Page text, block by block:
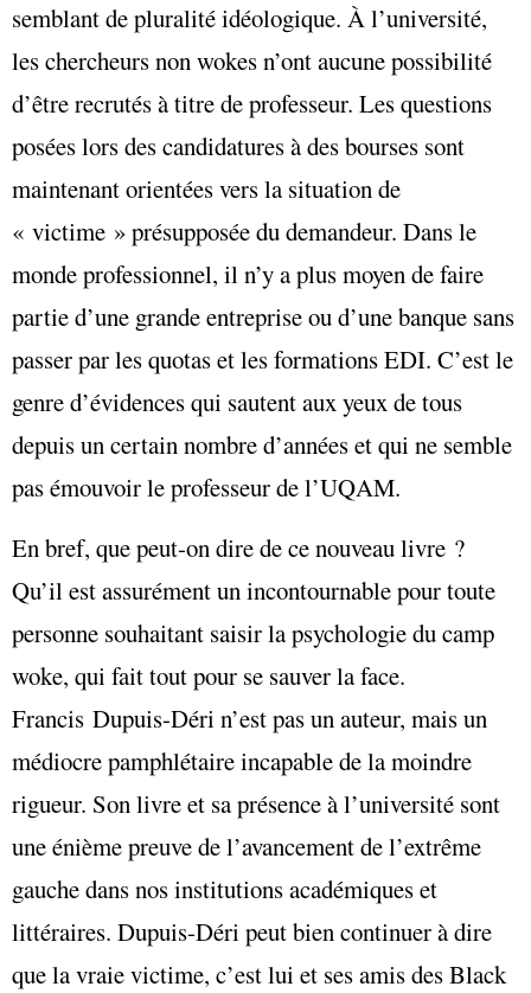
semblant de pluralité idéologique. À l’université,
les chercheurs non wokes n’ont aucune possibilité
d’être recrutés à titre de professeur. Les questions
posées lors des candidatures à des bourses sont
maintenant orientées vers la situation de
« victime » présupposée du demandeur. Dans le
monde professionnel, il n’y a plus moyen de faire
partie d’une grande entreprise ou d’une banque sans
passer par les quotas et les formations EDI. C’est le
genre d’évidences qui sautent aux yeux de tous
depuis un certain nombre d’années et qui ne semble
pas émouvoir le professeur de l’UQAM.
En bref, que peut-on dire de ce nouveau livre ?
Qu’il est assurément un incontournable pour toute
personne souhaitant saisir la psychologie du camp
woke, qui fait tout pour se sauver la face.
Francis Dupuis-Déri n’est pas un auteur, mais un
médiocre pamphlétaire incapable de la moindre
rigueur. Son livre et sa présence à l’université sont
une énième preuve de l’avancement de l’extrême
gauche dans nos institutions académiques et
littéraires. Dupuis-Déri peut bien continuer à dire
que la vraie victime, c’est lui et ses amis des Black